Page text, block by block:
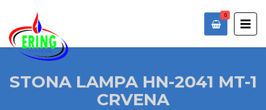
0
STONA LAMPA HN-2041 MT-1
CRVENA